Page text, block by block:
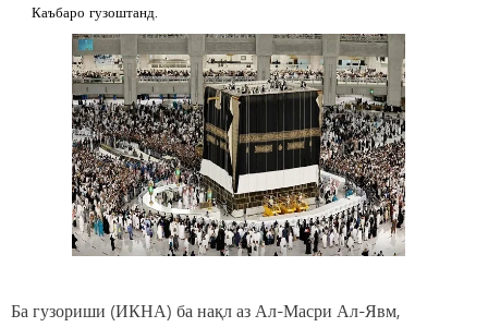
Каъбаро гузоштанд.
Ба гузориши (ИКНА) ба нақл аз Ал-Масри Ал-Явм,